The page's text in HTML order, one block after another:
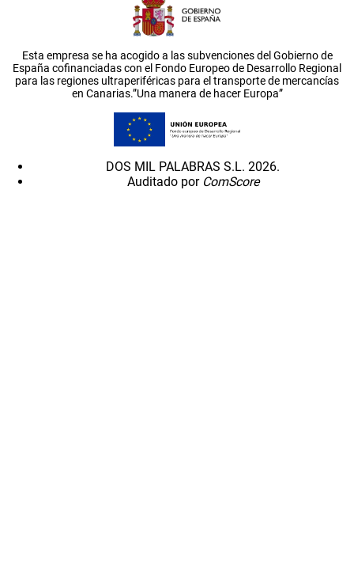
Esta empresa se ha acogido a las subvenciones del Gobierno de
España cofinanciadas con el Fondo Europeo de Desarrollo Regional
para las regiones ultraperiféricas para el transporte de mercancías
en Canarias.”Una manera de hacer Europa”
DOS MIL PALABRAS S.L. 2026.
Auditado por ComScore